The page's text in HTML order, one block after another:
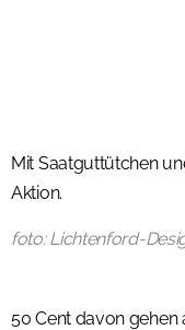
Mit Saatguttütchen
Aktion.
foto: Lichtenford-
50 Cent davon gehen